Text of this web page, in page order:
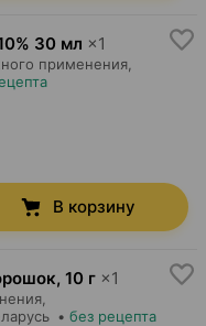
30 мл ×1
применения,
В корзину
, 10 г ×1
• без рецепта